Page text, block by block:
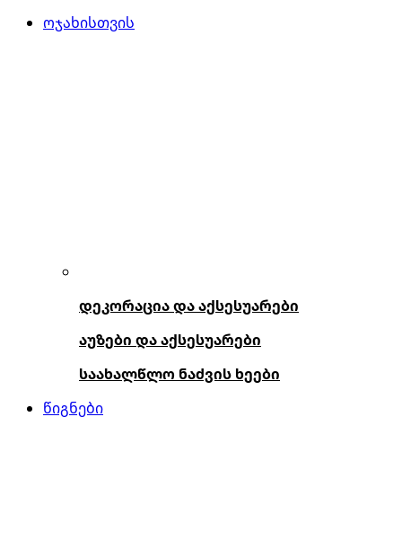
ოჯახისთვის
დეკორაცია და აქსესუარები
აუზები და აქსესუარები
საახალწლო ნაძვის ხეები
წიგნები